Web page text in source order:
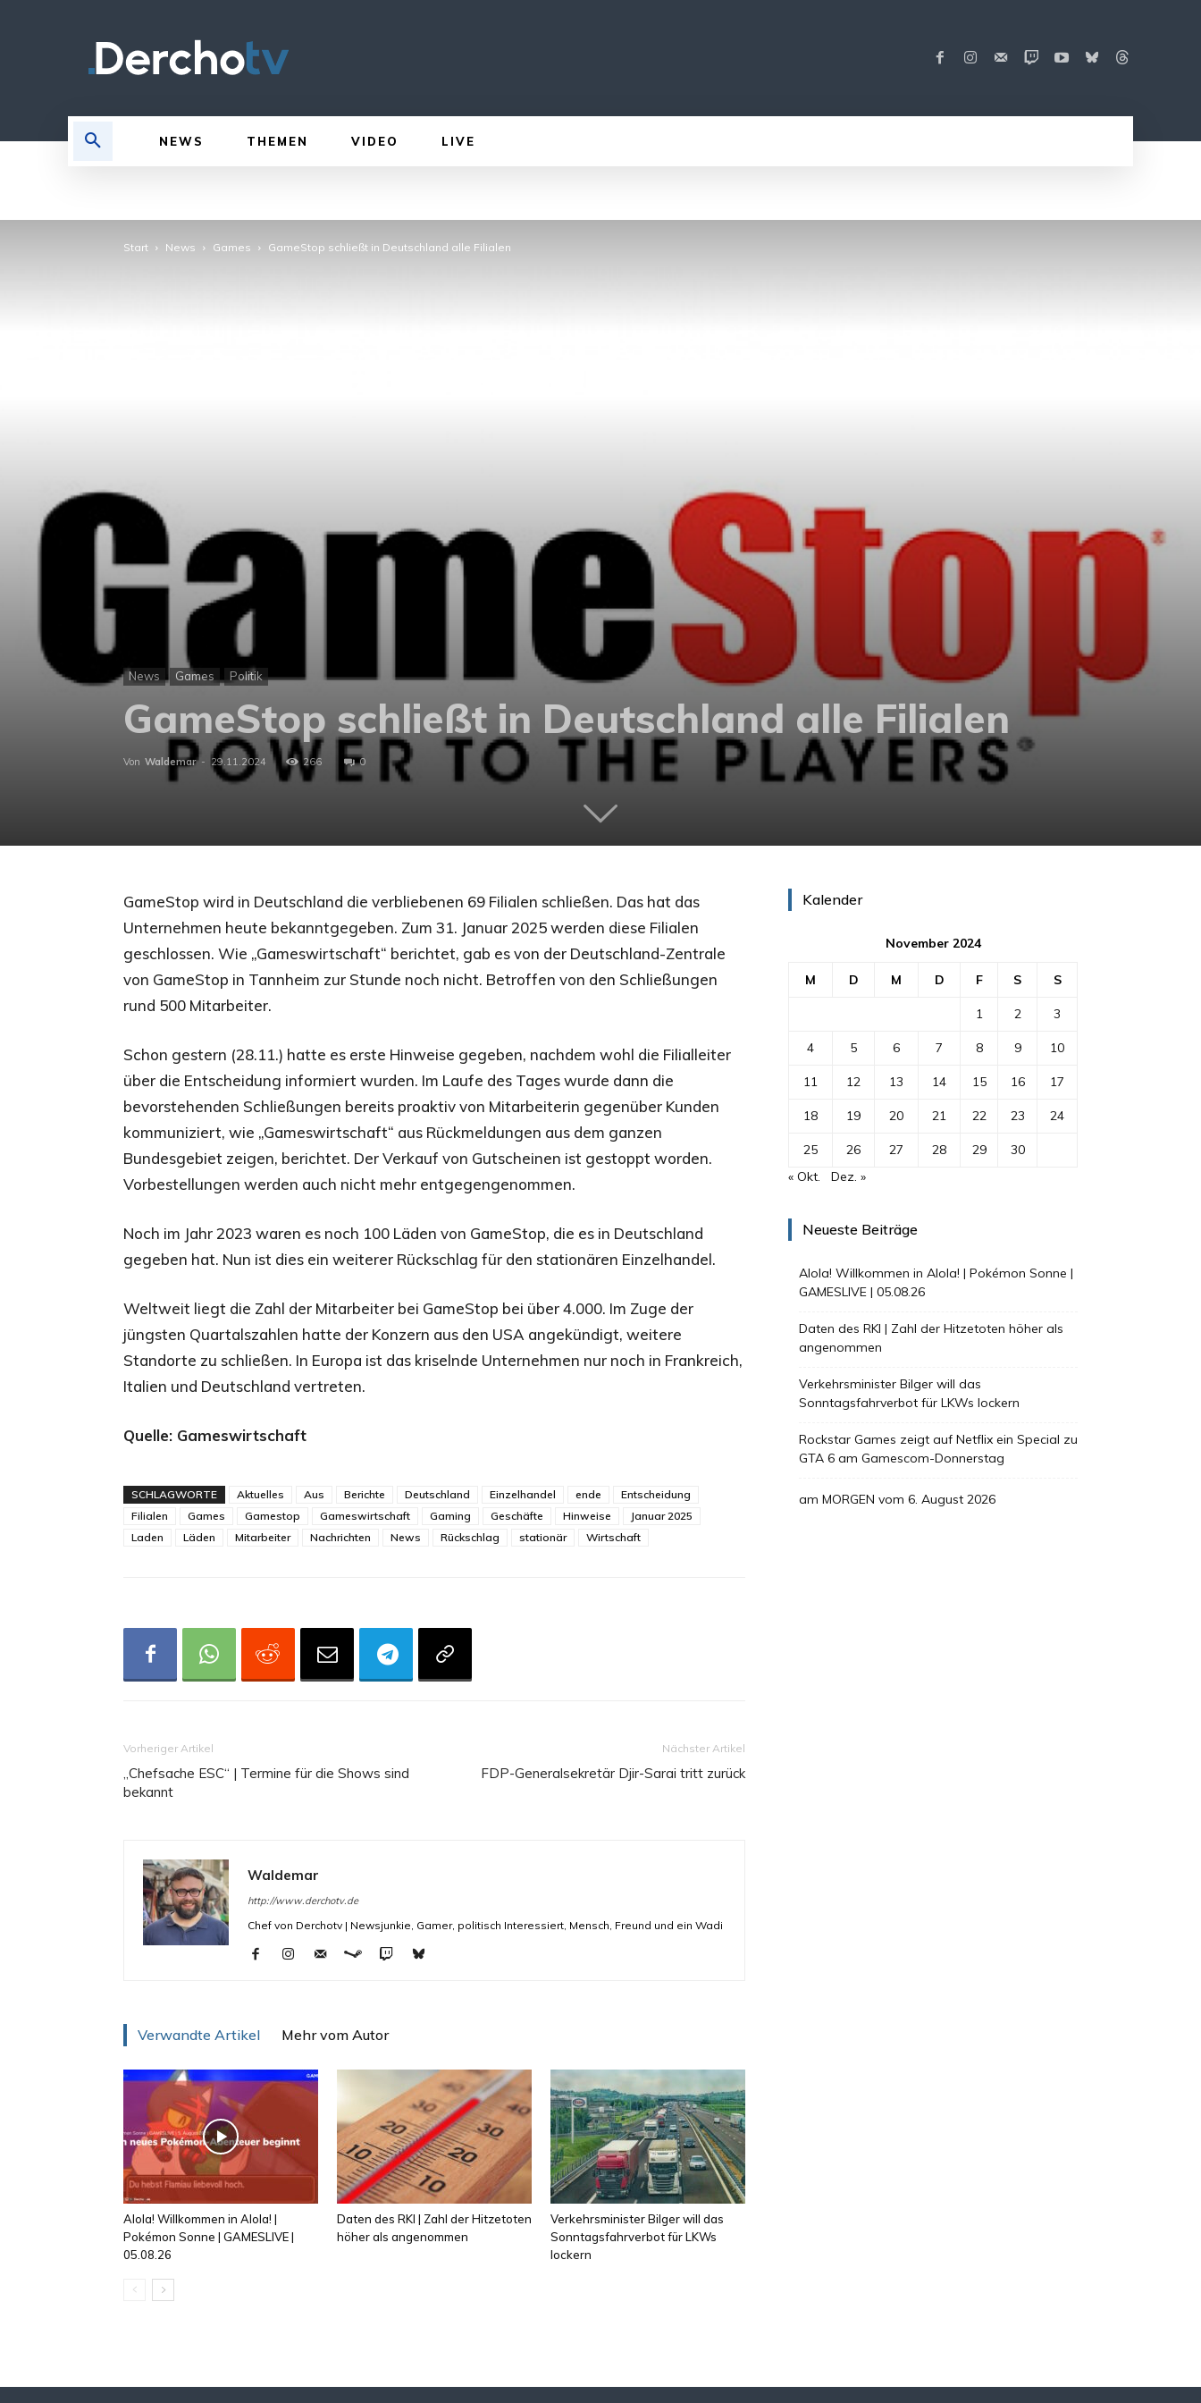
NEWS THEMEN VIDEO LIVE
Start News Games GameStop schließt in Deutschland alle Filialen
News Games Politik
GameStop schließt in Deutschland alle Filialen
Von Waldemar - 29.11.2024 266 0
GameStop wird in Deutschland die verbliebenen 69 Filialen schließen. Das hat das
Unternehmen heute bekanntgegeben. Zum 31. Januar 2025 werden diese Filialen
geschlossen. Wie „Gameswirtschaft“ berichtet, gab es von der Deutschland-Zentrale
von GameStop in Tannheim zur Stunde noch nicht. Betroffen von den Schließungen
rund 500 Mitarbeiter.
Schon gestern (28.11.) hatte es erste Hinweise gegeben, nachdem wohl die Filialleiter
über die Entscheidung informiert wurden. Im Laufe des Tages wurde dann die
bevorstehenden Schließungen bereits proaktiv von Mitarbeiterin gegenüber Kunden
kommuniziert, wie „Gameswirtschaft“ aus Rückmeldungen aus dem ganzen
Bundesgebiet zeigen, berichtet. Der Verkauf von Gutscheinen ist gestoppt worden.
Vorbestellungen werden auch nicht mehr entgegengenommen.
Noch im Jahr 2023 waren es noch 100 Läden von GameStop, die es in Deutschland
gegeben hat. Nun ist dies ein weiterer Rückschlag für den stationären Einzelhandel.
Weltweit liegt die Zahl der Mitarbeiter bei GameStop bei über 4.000. Im Zuge der
jüngsten Quartalszahlen hatte der Konzern aus den USA angekündigt, weitere
Standorte zu schließen. In Europa ist das kriselnde Unternehmen nur noch in Frankreich,
Italien und Deutschland vertreten.
Quelle: Gameswirtschaft
SCHLAGWORTE Aktuelles Aus Berichte Deutschland Einzelhandel ende
Entscheidung
Filialen
Games Gamestop Gameswirtschaft Gaming Geschäfte Hinweise
Januar 2025
Laden
Läden Mitarbeiter Nachrichten News Rückschlag stationär Wirtschaft
Vorheriger Artikel
„Chefsache ESC“ | Termine für die Shows sind
bekannt
Nächster Artikel
FDP-Generalsekretär Djir-Sarai tritt zurück
Waldemar
http://www.derchotv.de
Chef von Derchotv | Newsjunkie, Gamer, politisch Interessiert, Mensch, Freund und ein Wadi
Verwandte Artikel Mehr vom Autor
Alola! Willkommen in Alola! |
Pokémon Sonne | GAMESLIVE |
05.08.26
Daten des RKI | Zahl der Hitzetoten
höher als angenommen
Verkehrsminister Bilger will das
Sonntagsfahrverbot für LKWs
lockern
Kalender
November 2024
M D M D F S S
1 2 3
4 5 6 7 8 9 10
11 12 13 14 15 16 17
18 19 20 21 22 23 24
25 26 27 28 29
30
« Okt.
Dez. »
Neueste Beiträge
Alola! Willkommen in Alola! | Pokémon Sonne |
GAMESLIVE | 05.08.26
Daten des RKI | Zahl der Hitzetoten höher als
angenommen
Verkehrsminister Bilger will das
Sonntagsfahrverbot für LKWs lockern
Rockstar Games zeigt auf Netflix ein Special zu
GTA 6 am Gamescom-Donnerstag
am MORGEN vom 6. August 2026